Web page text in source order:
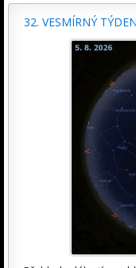
32. VESMÍRNÝ